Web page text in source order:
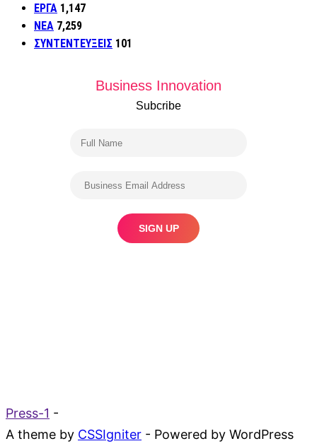
ΕΡΓΑ 1,147
ΝΕΑ 7,259
ΣΥΝΤΕΝΤΕΥΞΕΙΣ 101
Business Innovation
Subcribe
Press-1 -
A theme by CSSIgniter - Powered by WordPress